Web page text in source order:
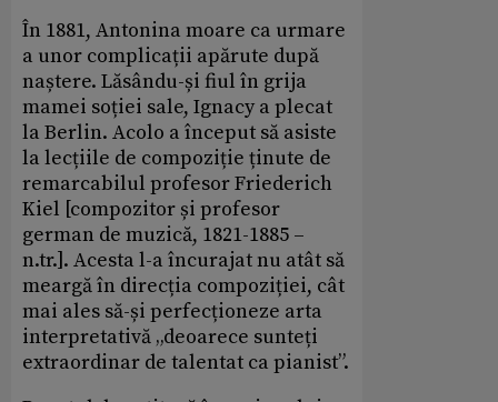
În 1881, Antonina moare ca urmare
a unor complicații apărute după
naștere. Lăsându-și fiul în grija
mamei soției sale, Ignacy a plecat
la Berlin. Acolo a început să asiste
la lecțiile de compoziție ținute de
remarcabilul profesor Friederich
Kiel [compozitor și profesor
german de muzică, 1821-1885 –
n.tr.]. Acesta l-a încurajat nu atât să
meargă în direcția compoziției, cât
mai ales să-și perfecționeze arta
interpretativă „deoarece sunteți
extraordinar de talentat ca pianist”.